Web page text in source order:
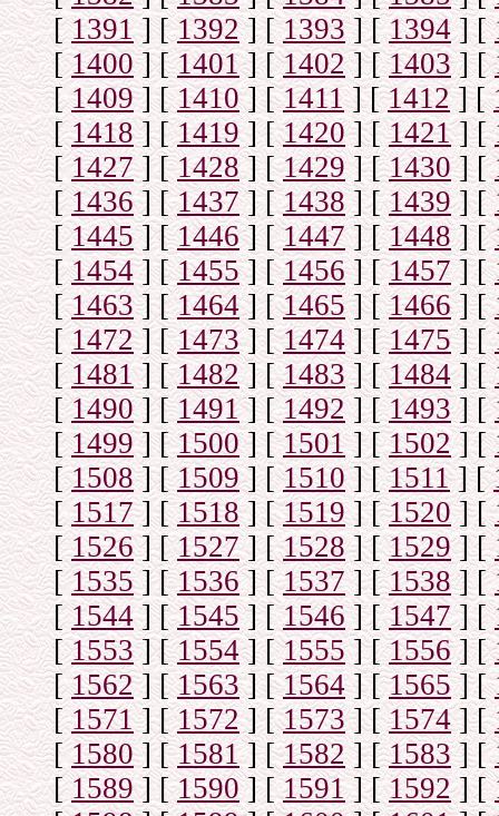
[1391] [1392] [1393] [1394] [
[1400] [1401] [1402] [1403] [
[1409] [1410] [1411] [1412] [
[1418] [1419] [1420] [1421] [
[1427] [1428] [1429 ] [1430] [
[1436] [1437] [1438] [1439] [
[1445] [1446] [1447] [1448] [
[1454] [1455] [1456] [1457] [
[1463] [1464] [1465] [1466] [
[1472] [1473] [1474] [1475] [
[1481] [1482] [1483] [1484] [
[1490] [1491] [1492] [1493] [
[1499] [1500] [1501] [1502] [
[1508] [1509] [1510] [1511] [
[1517] [1518] [1519] [1520] [
[1526] [1527] [1528] [1529] [
[1535] [1536] [1537] [1538] [
[1544] [1545] [1546] [1547] [
[1553] [1554] [1555] [1556] [
[1562] [1563] [1564] [1565] [
[1571] [1572] [1573] [1574] [
[1580] [1581] [1582] [1583] [
[1589] [1590] [1591] [1592] [